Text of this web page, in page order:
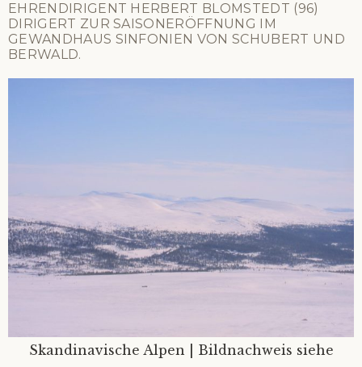
EHRENDIRIGENT HERBERT BLOMSTEDT (96)
DIRIGERT ZUR SAISONERÖFFNUNG IM
GEWANDHAUS SINFONIEN VON SCHUBERT UND
BERWALD.
Skandinavische Alpen | Bildnachweis siehe